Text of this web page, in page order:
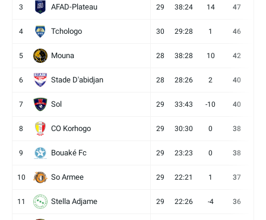
3 AFAD-Plateau 29 38:24 14 47
4 Tchologo 30 29:28 1 46
5 Mouna 28 38:28 10 42
6 Stade D'abidjan 28 28:26 2 40
7 Sol 29 33:43 -10 40
8 CO Korhogo 29 30:30 0 38
9 Bouaké Fc 29 23:23 0 38
10 So Armee 29 22:21 1 37
11 Stella Adjame 29 22:26 -4 36